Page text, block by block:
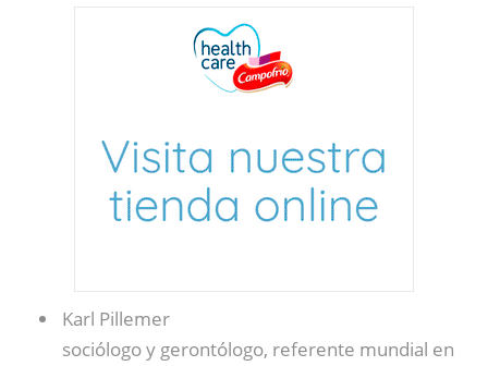
Karl Pillemer
sociólogo y gerontólogo, referente mundial en